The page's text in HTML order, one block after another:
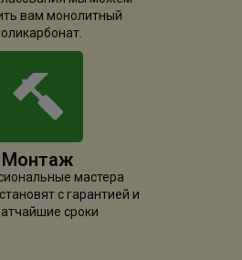
вам монолитный
Монтаж
мастера
с гарантией и
сроки